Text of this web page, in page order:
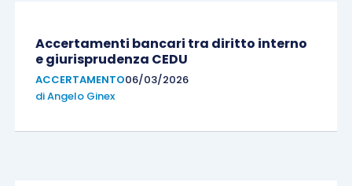
Accertamenti bancari tra diritto interno
e giurisprudenza CEDU
ACCERTAMENTO06/03/2026
diAngelo Ginex